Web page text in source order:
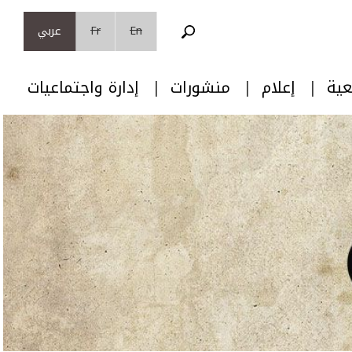
En
Fr عربي
إعلام منشورات إدارة واجتماعيات